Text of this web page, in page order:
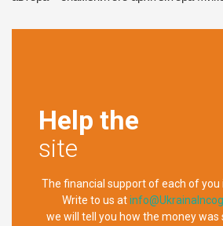
Help the
site
The financial support of each of you
Write to us at
we will tell you how the money was